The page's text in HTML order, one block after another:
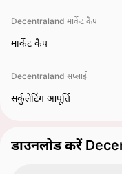
Decentraland मार्केट कैप
मार्केट कैप
Decentraland सप्लाई
सर्कुलेटिंग आपूर्ति
डाउनलोड करें